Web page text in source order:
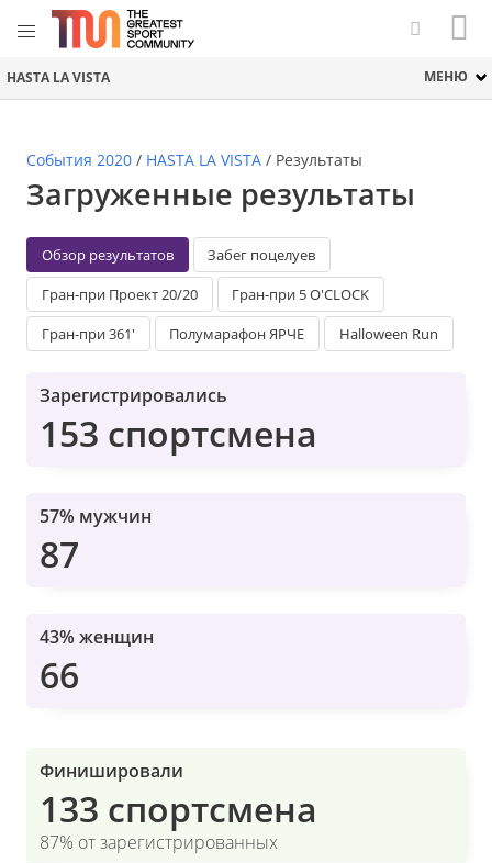
HASTA LA VISTA МЕНЮ
События 2020 / HASTA LA VISTA / Результаты
Загруженные результаты
Обзор результатов
Забег поцелуев
Гран-при Проект 20/20
Гран-при 5 O'CLOCK
Гран-при 361'
Полумарафон ЯРЧЕ Halloween Run
Зарегистрировались
153 спортсмена
57% мужчин
87
43% женщин
66
Финишировали
133 спортсмена
87% от зарегистрированных